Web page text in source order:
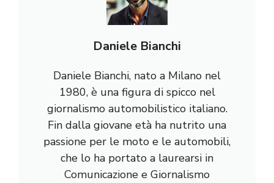
Daniele Bianchi
Daniele Bianchi, nato a Milano nel
1980, è una figura di spicco nel
giornalismo automobilistico italiano.
Fin dalla giovane età ha nutrito una
passione per le moto e le automobili,
che lo ha portato a laurearsi in
Comunicazione e Giornalismo